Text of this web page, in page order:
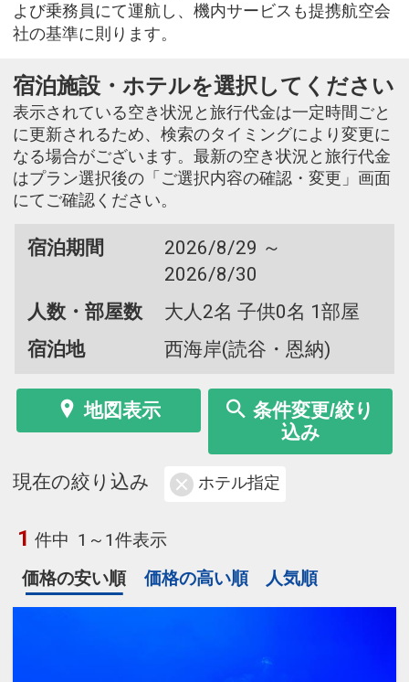
よび乗務員にて運航し、機内サービスも提携航空会
社の基準に則ります。
宿泊施設・ホテルを選択してください
表示されている空き状況と旅行代金は一定時間ごと
に更新されるため、検索のタイミングにより変更に
なる場合がございます。最新の空き状況と旅行代金
はプラン選択後の「ご選択内容の確認・変更」画面
にてご確認ください。
宿泊期間
2026/8/29 ～
2026/8/30
人数・部屋数
大人2名 子供0名 1部屋
宿泊地
西海岸(読谷・恩納)
地図表示
条件変更/絞り
込み
現在の絞り込み ホテル指定
1 件中 1～1件表示
価格の安い順
価格の高い順 人気順